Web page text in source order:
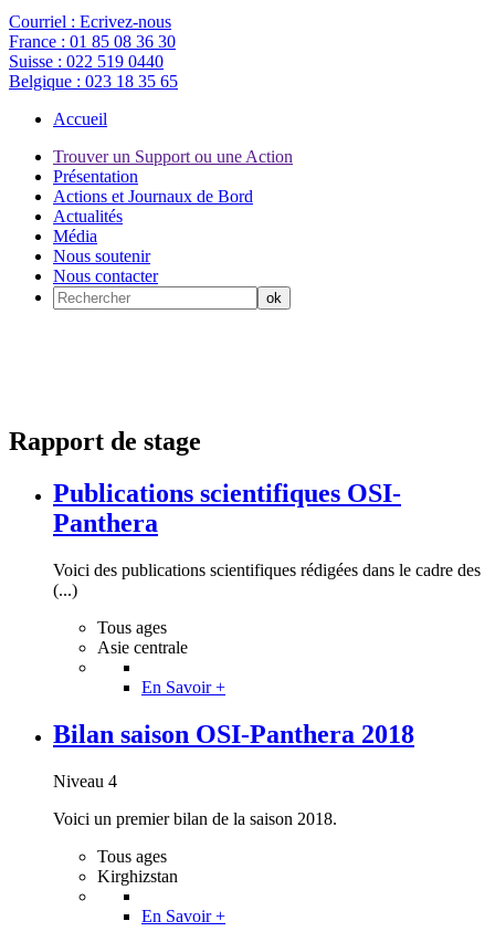
Courriel : Ecrivez-nous
France : 01 85 08 36 30
Suisse : 022 519 0440
Belgique : 023 18 35 65
Accueil
Trouver un Support ou une Action
Présentation
Actions et Journaux de Bord
Actualités
Média
Nous soutenir
Nous contacter
Rapport de stage
Publications scientifiques OSI-
Panthera
Voici des publications scientifiques rédigées dans le cadre des
(...)
Tous ages
Asie centrale
En Savoir +
Bilan saison OSI-Panthera 2018
Niveau 4
Voici un premier bilan de la saison 2018.
Tous ages
Kirghizstan
En Savoir +